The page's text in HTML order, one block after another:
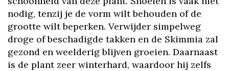
nodig, tenzij je de vorm wilt behouden of de
grootte wilt beperken. Verwijder simpelweg
droge of beschadigde takken en de Skimmia zal
gezond en weelderig blijven groeien. Daarnaast
is de plant zeer winterhard, waardoor hij zelfs